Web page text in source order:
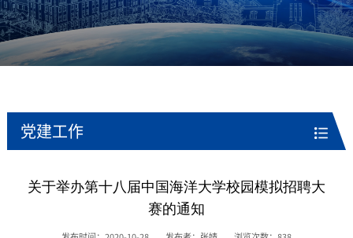
党建工作
关于举办第十八届中国海洋大学校园模拟招聘大
赛的通知